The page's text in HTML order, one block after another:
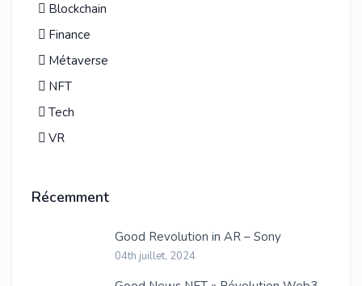
Blockchain
Finance
Métaverse
NFT
Tech
VR
Récemment
Good Revolution in AR – Sony
04th juillet, 2024